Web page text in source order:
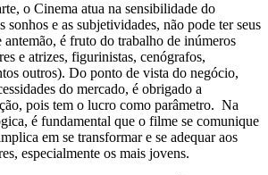
o Cinema atua na sensibilidade do
sonhos e as subjetividades, não pode ter seus
antemão, é fruto do trabalho de inúmeros
e atrizes, figurinistas, cenógrafos,
outros). Do ponto de vista do negócio,
do mercado, é obrigado a
pois tem o lucro como parâmetro. Na
é fundamental que o filme se comunique
em se transformar e se adequar aos
especialmente os mais jovens.